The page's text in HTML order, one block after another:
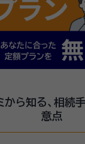
ら知る、相続
意点